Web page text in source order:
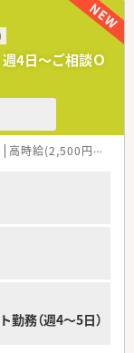
4日～ご相談Ｏ
高時給(2,500円以上)
務（週4～5日）